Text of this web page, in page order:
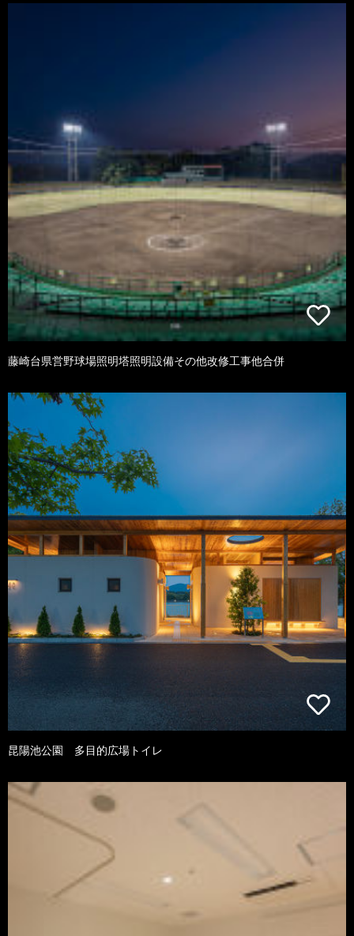
藤崎台県営野球場照明塔照明設備その他改修工事他合併
昆陽池公園 多目的広場トイレ